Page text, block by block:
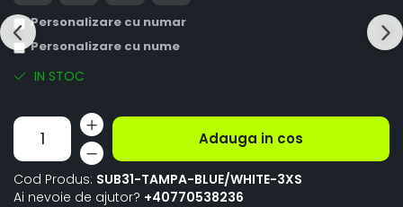
Personalizare cu numar
Personalizare cu nume
IN STOC
Adauga in cos
Cod Produs: SUB31-TAMPA-BLUE/WHITE-3XS
Ai nevoie de ajutor? +40770538236